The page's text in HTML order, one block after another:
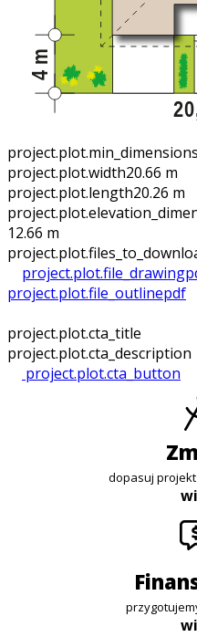
project.plot.min_dimensions
project.plot.width20.66 m
project.plot.length20.26 m
12.66 m
project.plot.file_drawing
project.plot.file_outlinepdf
project.plot.cta_title
project.plot.cta_description
project.plot.cta_button
dopasuj